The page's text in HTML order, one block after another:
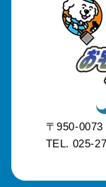
〒950-0073
TEL. 025-